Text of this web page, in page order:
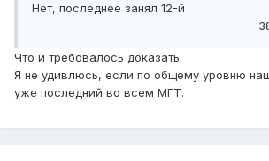
Нет, последнее занял 12-й
Что и требовалось доказать.
Я не удивлюсь, если по общему уровню
уже последний во всем МГТ.